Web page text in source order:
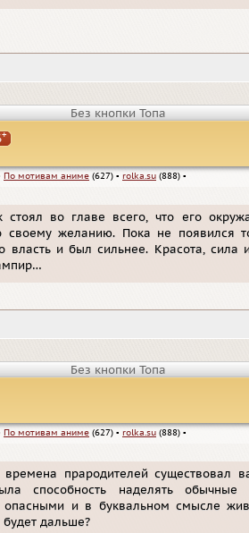
Без кнопки Топа
+
По мотивам аниме (627) ▪ rolka.su (888) ▪
стоял во главе всего, что его
своему желанию. Пока не появился
власть и был сильнее. Красота, сила
Без кнопки Топа
По мотивам аниме (627) ▪ rolka.su (888) ▪
прародителей существовал
способность наделять
опасными и в буквальном смысле
дальше?